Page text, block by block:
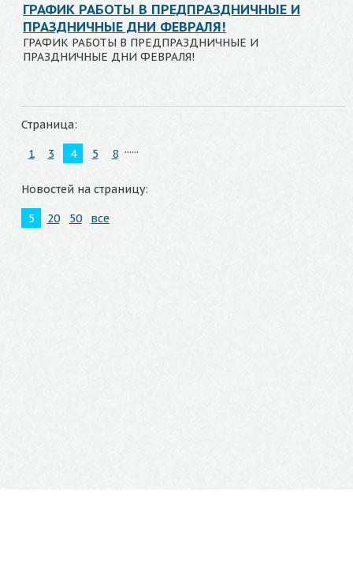
ГРАФИК РАБОТЫ В ПРЕДПРАЗДНИЧНЫЕ И
ПРАЗДНИЧНЫЕ ДНИ ФЕВРАЛЯ!
ГРАФИК РАБОТЫ В ПРЕДПРАЗДНИЧНЫЕ И
ПРАЗДНИЧНЫЕ ДНИ ФЕВРАЛЯ!
Страница:
1 ...
3 4 5 ...
8
Новостей на страницу:
5 20 50 все